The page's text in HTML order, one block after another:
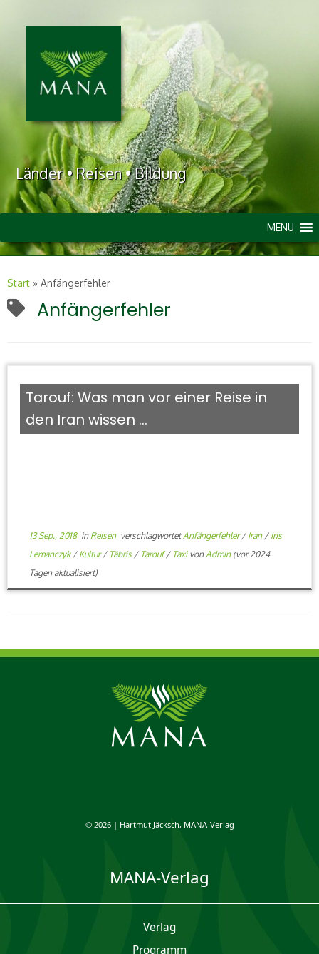
Länder • Reisen • Bildung
MENU
Start » Anfängerfehler
Anfängerfehler
Tarouf: Was man vor einer Reise in
den Iran wissen ...
13 Sep., 2018in Reisen verschlagwortetAnfängerfehler/ Iran / Iris
Lemanczyk/ Kultur/ Täbris / Tarouf/ Taxi von Admin(vor 2024
Tagen aktualisiert)
© 2026 | Hartmut Jäcksch, MANA-Verlag
MANA-Verlag
Verlag
Programm